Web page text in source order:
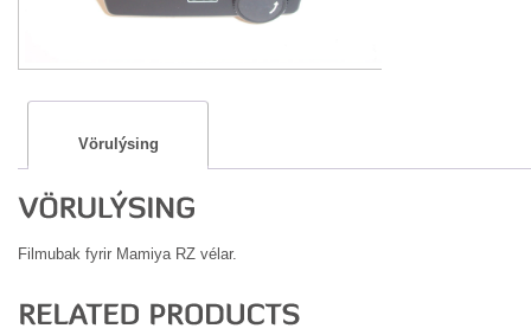
Vörulýsing
Filmubak fyrir Mamiya RZ vélar.